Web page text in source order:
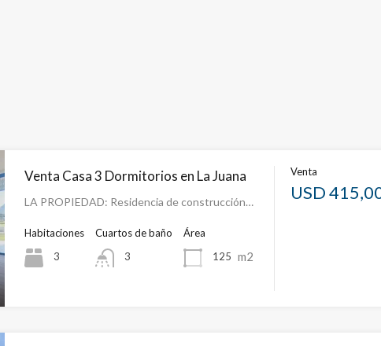
Venta Casa 3 Dormitorios en La Juana
LA PROPIEDAD: Residencia de construcción…
Habitaciones
3
Cuartos de baño
3
Área
125 m2
Venta
USD